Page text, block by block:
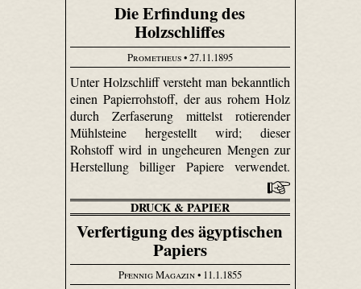
Die Erfindung des
Holzschliffes
Prometheus• 27.11.1895
Unter Holzschliff versteht man bekanntlich
einen Papierrohstoff, der aus rohem Holz
durch Zerfaserung mittelst rotierender
Mühlsteine hergestellt wird; dieser
Rohstoff wird in ungeheuren Mengen zur
Herstellung billiger Papiere verwendet.
DRUCK & PAPIER
Verfertigung des ägyptischen
Papiers
Pfennig Magazin• 11.1.1855